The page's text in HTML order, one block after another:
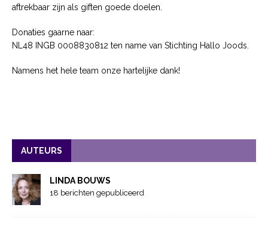
aftrekbaar zijn als giften goede doelen.
Donaties gaarne naar:
NL48 INGB 0008830812 ten name van Stichting Hallo Joods.
Namens het hele team onze hartelijke dank!
AUTEURS
LINDA BOUWS
18 berichten gepubliceerd